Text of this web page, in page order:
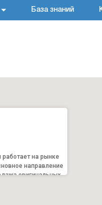
База знаний
на рынке
направление
оригинальных б